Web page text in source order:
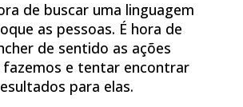
de buscar uma linguagem
as pessoas. É hora de
de sentido as ações
fazemos e tentar encontrar
para elas.